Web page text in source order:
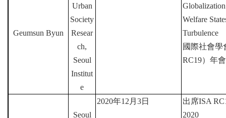
Geumsun Byun
Urban
Society
Resear
ch,
Seoul
Institut
e
Welfare
Turbulence
國際社會學
RC19）年會
Seoul
2020年12 月 3日 出席ISA
2020